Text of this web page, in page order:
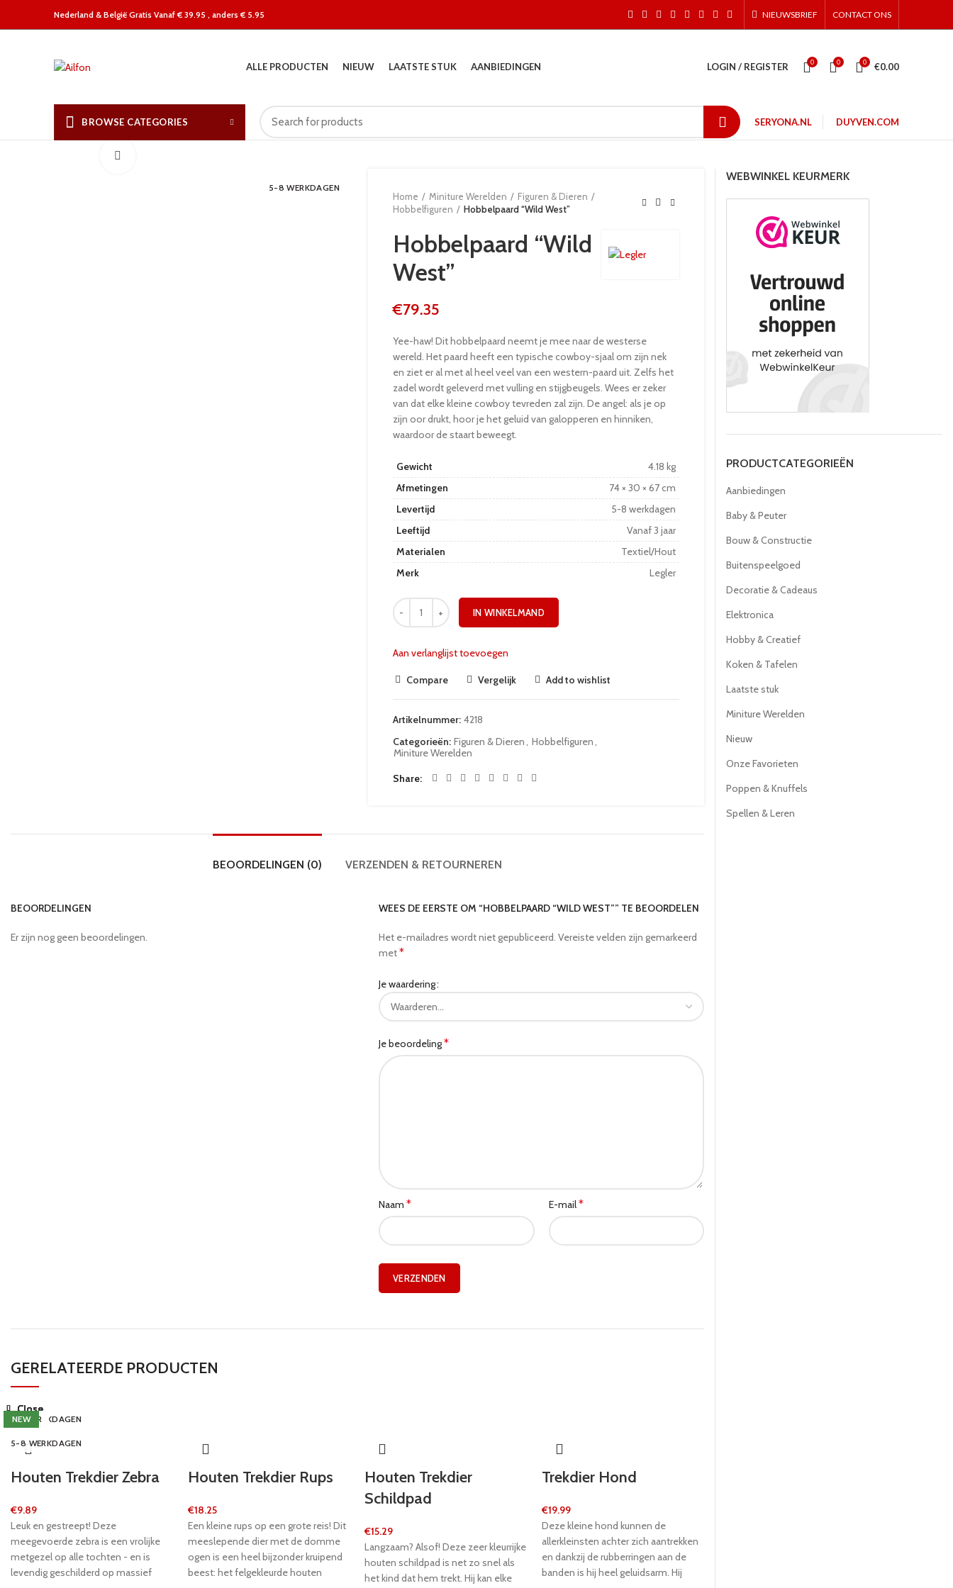
Nederland & België Gratis Vanaf € 39.95 , anders € 5.95 NIEUWSBRIEF CONTACT ONS
ALLE PRODUCTEN NIEUW LAATSTE STUK AANBIEDINGEN LOGIN / REGISTER 0 0 0 €0.00
BROWSE CATEGORIES SERYONA.NL DUYVEN.COM
5-8 WERKDAGEN
Home Miniture Werelden
Figuren & Dieren
Hobbelfiguren
Hobbelpaard “Wild West”
Hobbelpaard “Wild
West”
€79.35
Yee-haw! Dit hobbelpaard neemt je mee naar de westerse
wereld. Het paard heeft een typische cowboy-sjaal om zijn nek
en ziet er al met al heel veel van een western-paard uit. Zelfs het
zadel wordt geleverd met vulling en stijgbeugels. Wees er zeker
van dat elke kleine cowboy tevreden zal zijn. De angel: als je op
zijn oor drukt, hoor je het geluid van galopperen en hinniken,
waardoor de staart beweegt.
Gewicht
4.18 kg
Afmetingen
74 × 30 × 67 cm
Levertijd
5-8 werkdagen
Leeftijd
Vanaf 3 jaar
Materialen
Textiel/Hout
Merk
Legler
IN WINKELMAND
Aan verlanglijst toevoegen
Compare Vergelijk Add to wishlist
Artikelnummer: 4218
Categorieën: Figuren & Dieren, Hobbelfiguren,
Miniture Werelden
Share
BEOORDELINGEN (0) VERZENDEN & RETOURNEREN
BEOORDELINGEN
Er zijn nog geen beoordelingen.
WEES DE EERSTE OM “HOBBELPAARD “WILD WEST”” TE BEOORDELEN
Het e-mailadres wordt niet gepubliceerd. Vereiste velden zijn gemarkeerd
met*
Je waardering
Je beoordeling*
Naam * E-mail*
GERELATEERDE PRODUCTEN
5-8 WERKDAGEN
Close
Houten Trekdier Zebra
€9.89
Leuk en gestreept! Deze
meegevoerde zebra is een vrolijke
metgezel op alle tochten - en is
levendig geschilderd op massief
5-8 WERKDAGEN
Close
Houten Trekdier Rups
€18.25
Een kleine rups op een grote reis! Dit
meeslepende dier met de domme
ogen is een heel bijzonder kruipend
beest: het felgekleurde houten
5-8 WERKDAGEN
Close
Houten Trekdier
Schildpad
€15.29
Langzaam? Alsof! Deze zeer kleurrijke
houten schildpad is net zo snel als
het kind dat hem trekt. Hij kan elke
24 UUR
Close
Trekdier Hond
€19.99
Deze kleine hond kunnen de
allerkleinsten achter zich aantrekken
en dankzij de rubberringen aan de
banden is hij heel geluidsarm. Hij
24 UUR
Close
24 UUR
Close
24 UUR
Close
NEW
5-8 WERKDAGEN
Close
WEBWINKEL KEURMERK
PRODUCTCATEGORIEËN
Aanbiedingen
Baby & Peuter
Bouw & Constructie
Buitenspeelgoed
Decoratie & Cadeaus
Elektronica
Hobby & Creatief
Koken & Tafelen
Laatste stuk
Miniture Werelden
Nieuw
Onze Favorieten
Poppen & Knuffels
Spellen & Leren